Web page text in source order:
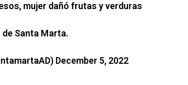
mujer dañó frutas y verduras
Santa Marta.
December 5, 2022